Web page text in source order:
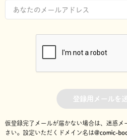
登録用メールを
仮登録完了メールが届かない場合は、迷惑メ
さい。 設定いただくドメイン名は@comic-